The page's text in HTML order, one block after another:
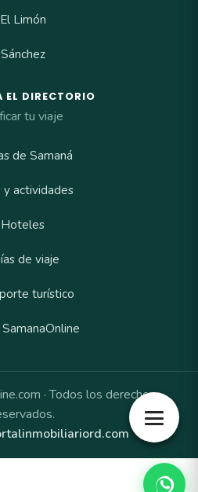
El Limón
Sánchez
EL DIRECTORIO
tu viaje
de Samaná
y actividades
Hoteles
de viaje
turístico
· Todos los derechos